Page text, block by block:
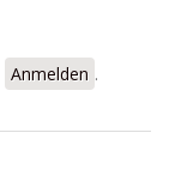
Anmelden .